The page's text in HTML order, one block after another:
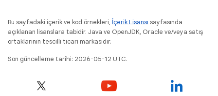
Bu sayfadaki içerik ve kod örnekleri, İçerik Lisansı sayfasında
açıklanan lisanslara tabidir. Java ve OpenJDK, Oracle ve/veya satış
ortaklarının tescilli ticari markasıdır.
Son güncelleme tarihi: 2026-05-12 UTC.